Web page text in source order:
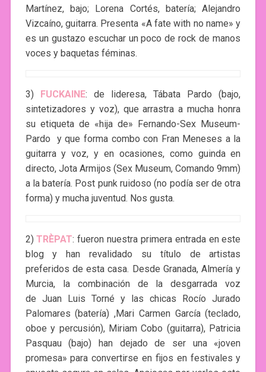
Martínez, bajo; Lorena Cortés, batería; Alejandro
Vizcaíno, guitarra. Presenta «A fate with no name» y
es un gustazo escuchar un poco de rock de manos
voces y baquetas féminas.
3) FUCKAINE: de lideresa, Tábata Pardo (bajo,
sintetizadores y voz), que arrastra a mucha honra
su etiqueta de «hija de» Fernando-Sex Museum-
Pardo y que forma combo con Fran Meneses a la
guitarra y voz, y en ocasiones, como guinda en
directo, Jota Armijos (Sex Museum, Comando 9mm)
a la batería. Post punk ruidoso (no podía ser de otra
forma) y mucha juventud. Nos gusta.
2)TRÈPAT: fueron nuestra primera entrada en este
blog y han revalidado su título de artistas
preferidos de esta casa. Desde Granada, Almería y
Murcia, la combinación de la desgarrada voz
de Juan Luis Torné y las chicas Rocío Jurado
Palomares (batería) ,Mari Carmen García (teclado,
oboe y percusión), Miriam Cobo (guitarra), Patricia
Pasquau (bajo) han dejado de ser una «joven
promesa» para convertirse en fijos en festivales y